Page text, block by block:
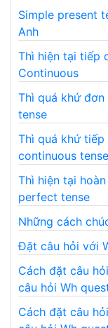
Simple present
Anh
Thì hiện tại tiếp
Continuous
Thì quá khứ
tense
Thì quá khứ
continuous tense
Thì hiện tại
perfect tense
Những cách
Đặt câu hỏi với
Cách đặt câu
câu hỏi Wh
Cách đặt câu